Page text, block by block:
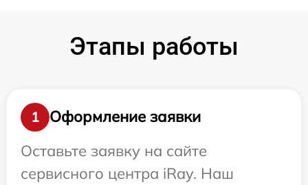
Этапы работы
1
Оформление заявки
Оставьте заявку на сайте
сервисного центра iRay. Наш